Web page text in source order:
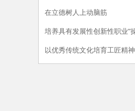
在立德树人上动脑筋
以优秀传统文化培育工匠精神